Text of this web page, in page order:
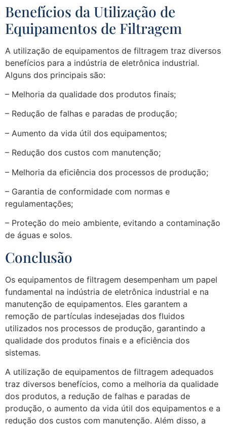
Benefícios da Utilização de
Equipamentos de Filtragem
A utilização de equipamentos de filtragem traz diversos
benefícios para a indústria de eletrônica industrial.
Alguns dos principais são:
– Melhoria da qualidade dos produtos finais;
– Redução de falhas e paradas de produção;
– Aumento da vida útil dos equipamentos;
– Redução dos custos com manutenção;
– Melhoria da eficiência dos processos de produção;
– Garantia de conformidade com normas e
regulamentações;
– Proteção do meio ambiente, evitando a contaminação
de águas e solos.
Conclusão
Os equipamentos de filtragem desempenham um papel
fundamental na indústria de eletrônica industrial e na
manutenção de equipamentos. Eles garantem a
remoção de partículas indesejadas dos fluidos
utilizados nos processos de produção, garantindo a
qualidade dos produtos finais e a eficiência dos
sistemas.
A utilização de equipamentos de filtragem adequados
traz diversos benefícios, como a melhoria da qualidade
dos produtos, a redução de falhas e paradas de
produção, o aumento da vida útil dos equipamentos e a
redução dos custos com manutenção. Além disso, a